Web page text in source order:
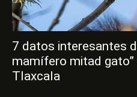
7 datos interesantes
mamífero mitad gato”
Tlaxcala